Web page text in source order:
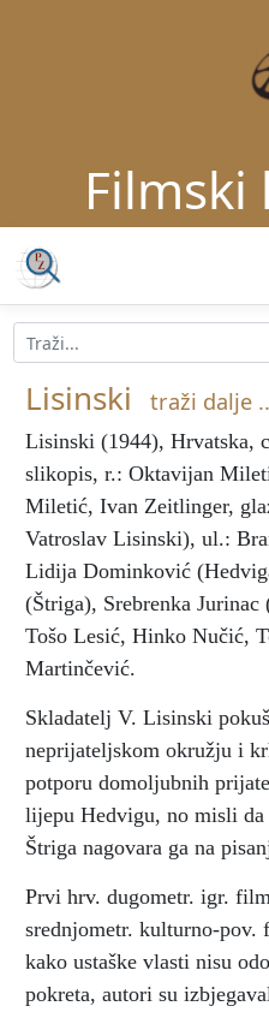
Filmski
Lisinski traži dalje
Lisinski (1944), Hrvatska,
slikopis, r.: Oktavijan
Miletić, Ivan Zeitlinger,
Vatroslav Lisinski), ul.:
Lidija Dominković
(Štriga), Srebrenka
Tošo Lesić, Hinko Nučić,
Martinčević.
Skladatelj V. Lisinski
neprijateljskom okružju i
potporu domoljubnih
lijepu Hedvigu, no misli
Štriga nagovara ga na
Prvi hrv. dugometr. igr.
srednjometr. kulturno-
kako ustaške vlasti nisu
pokreta, autori su